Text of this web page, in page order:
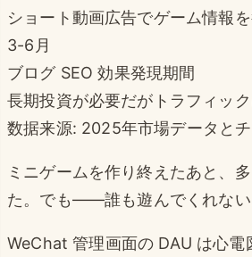
ショート動画広告でゲーム情報
3-6月
ブログ SEO 効果発現期間
長期投資が必要だがトラフィッ
数据来源: 2025年市場データと
ミニゲームを作り終えたあと、
た。でも——誰も遊んでくれない
WeChat 管理画面の DAU は心